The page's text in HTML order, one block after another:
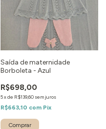
Saída de maternidade
Borboleta - Azul
R$698,00
5xde R$139,60 sem juros
R$663,10 com Pix
Comprar